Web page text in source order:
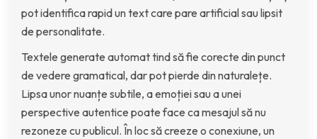
pot identifica rapid un text care pare artificial sau lipsit
de personalitate.
Textele generate automat tind să fie corecte din punct
de vedere gramatical, dar pot pierde din naturalețe.
Lipsa unor nuanțe subtile, a emoției sau a unei
perspective autentice poate face ca mesajul să nu
rezoneze cu publicul. În loc să creeze o conexiune, un